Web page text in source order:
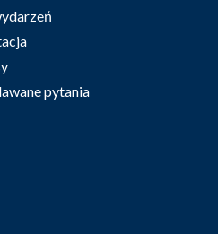
pytania